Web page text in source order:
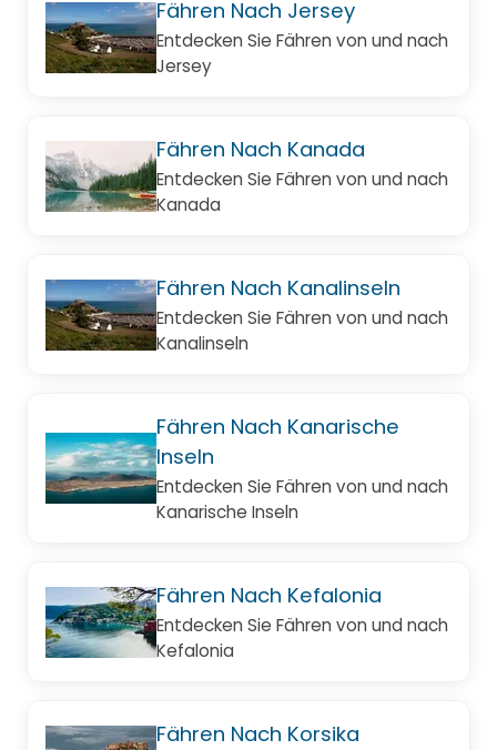
Fähren Nach Jersey
Entdecken Sie Fähren von und nach
Jersey
Fähren Nach Kanada
Entdecken Sie Fähren von und nach
Kanada
Fähren Nach Kanalinseln
Entdecken Sie Fähren von und nach
Kanalinseln
Fähren Nach Kanarische
Inseln
Entdecken Sie Fähren von und nach
Kanarische Inseln
Fähren Nach Kefalonia
Entdecken Sie Fähren von und nach
Kefalonia
Fähren Nach Korsika